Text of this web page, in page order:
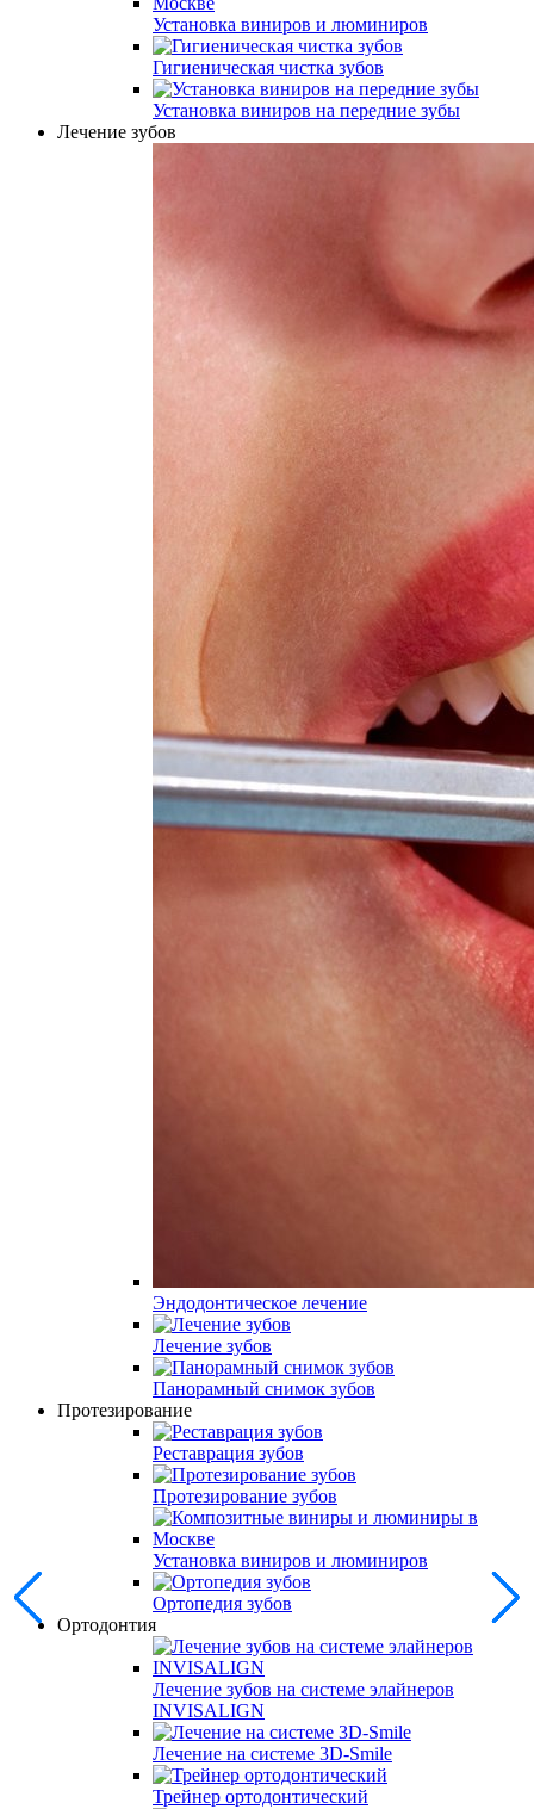
Установка виниров и люминиров
Гигиеническая чистка зубов
Установка виниров на передние зубы
Лечение зубов
Эндодонтическое лечение
Лечение зубов
Панорамный снимок зубов
Протезирование
Реставрация зубов
Протезирование зубов
Установка виниров и люминиров
Ортопедия зубов
Ортодонтия
Лечение зубов на системе элайнеров
INVISALIGN
Лечение на системе 3D-Smile
Трейнер ортодонтический